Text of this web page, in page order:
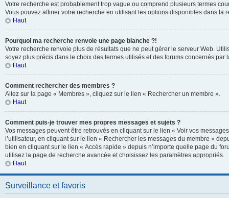
Votre recherche est probablement trop vague ou comprend plusieurs termes
Vous pouvez affiner votre recherche en utilisant les options disponibles dans la
Haut
Pourquoi ma recherche renvoie une page blanche ?!
Votre recherche renvoie plus de résultats que ne peut gérer le serveur Web.
soyez plus précis dans le choix des termes utilisés et des forums concernés par
Haut
Comment rechercher des membres ?
Allez sur la page « Membres », cliquez sur le lien « Rechercher un membre ».
Haut
Comment puis-je trouver mes propres messages et sujets ?
Vos messages peuvent être retrouvés en cliquant sur le lien « Voir vos
l’utilisateur, en cliquant sur le lien « Rechercher les messages du membre »
bien en cliquant sur le lien « Accès rapide » depuis n’importe quelle page du
utilisez la page de recherche avancée et choisissez les paramètres appropriés.
Haut
Surveillance et favoris